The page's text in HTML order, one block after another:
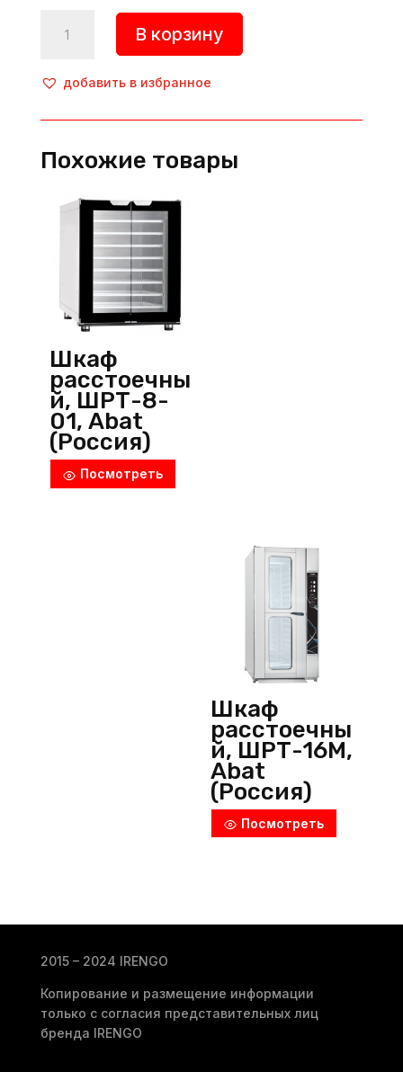
товара
расстоечный,
FGM201,
(Турция)
В корзину
добавить в избранное
Похожие товары
Шкаф
расстоечны
й, ШРТ-8-
01, Abat
(Россия)
Посмотреть
Шкаф
расстоечны
й, ШРТ-16М,
Abat
(Россия)
Посмотреть
2015 – 2024 IRENGO
Копирование и размещение информации
только с согласия представительных лиц
бренда IRENGO